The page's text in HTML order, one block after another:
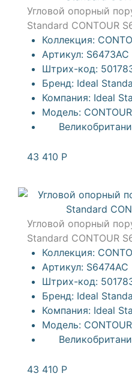
Угловой опорный
Standard CONTOUR
Коллекция:
Артикул: S6473AC
Штрих-код:
Бренд: Ideal
Компания: Ideal
Модель:
43 410 Р
Угловой опорный
Standard CONTOUR
Коллекция:
Артикул: S6474AC
Штрих-код:
Бренд: Ideal
Компания: Ideal
Модель:
43 410 Р